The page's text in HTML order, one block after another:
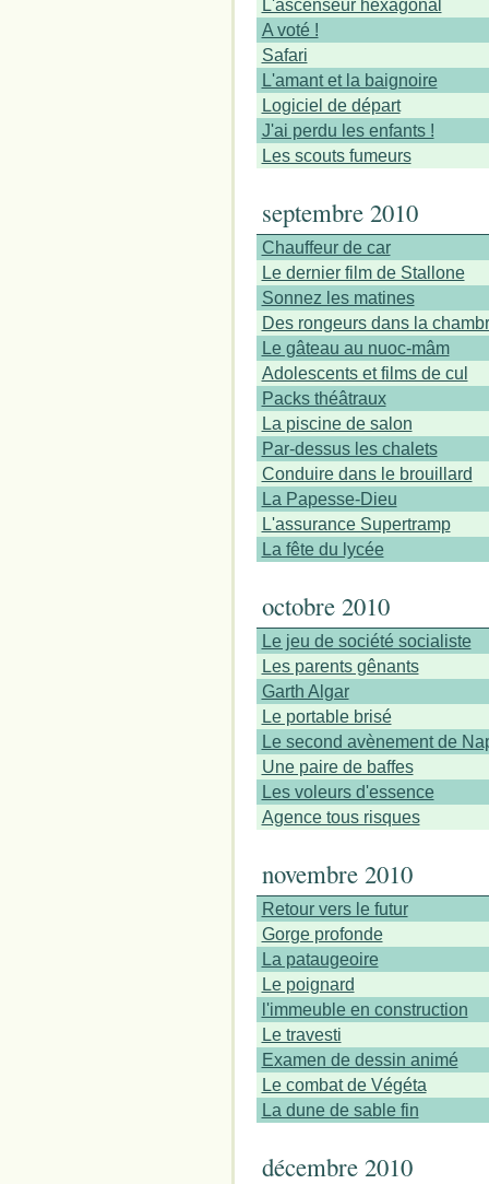
L'ascenseur hexagonal
A voté !
Safari
L'amant et la baignoire
Logiciel de départ
J'ai perdu les enfants !
Les scouts fumeurs
septembre 2010
Chauffeur de car
Le dernier film de Stallone
Sonnez les matines
Des rongeurs dans la
Le gâteau au nuoc-mâm
Adolescents et films de cul
Packs théâtraux
La piscine de salon
Par-dessus les chalets
Conduire dans le brouillard
La Papesse-Dieu
L'assurance Supertramp
La fête du lycée
octobre 2010
Le jeu de société socialiste
Les parents gênants
Garth Algar
Le portable brisé
Le second avènement de
Une paire de baffes
Les voleurs d'essence
Agence tous risques
novembre 2010
Retour vers le futur
Gorge profonde
La pataugeoire
Le poignard
l'immeuble en construction
Le travesti
Examen de dessin animé
Le combat de Végéta
La dune de sable fin
décembre 2010